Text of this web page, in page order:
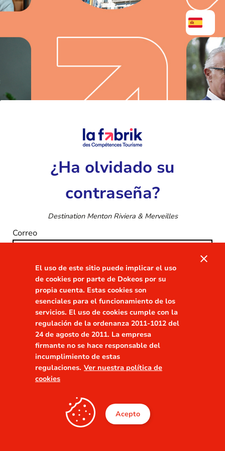
¿Ha olvidado su
contraseña?
Destination Menton Riviera & Merveilles
Correo
Conectarse
El uso de este sitio puede implicar el uso
de cookies por parte de Dokeos por su
propia cuenta. Estas cookies son
esenciales para el funcionamiento de los
servicios. El uso de cookies cumple con la
regulación de la ordenanza 2011-1012 del
24 de agosto de 2011. La empresa
firmante no se hace responsable del
incumplimiento de estas
regulaciones. Ver nuestra política de
cookies
Acepto
close